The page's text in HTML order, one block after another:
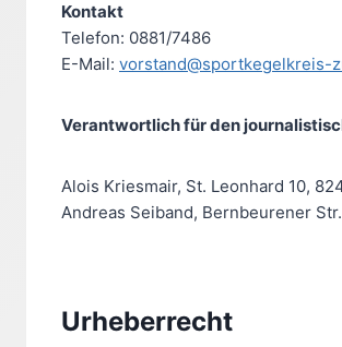
Kontakt
Telefon: 0881/7486
E-Mail: vorstand@sportkegelkreis-
Verantwortlich für den
Alois Kriesmair, St. Leonhard 10,
Andreas Seiband, Bernbeurener
Urheberrecht